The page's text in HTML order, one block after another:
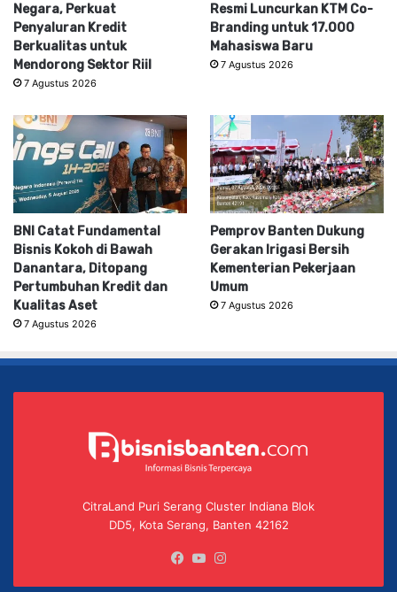
Negara, Perkuat
Penyaluran Kredit
Berkualitas untuk
Mendorong Sektor Riil
7 Agustus 2026
Resmi Luncurkan KTM Co-
Branding untuk 17.000
Mahasiswa Baru
7 Agustus 2026
BNI Catat Fundamental
Bisnis Kokoh di Bawah
Danantara, Ditopang
Pertumbuhan Kredit dan
Kualitas Aset
7 Agustus 2026
Pemprov Banten Dukung
Gerakan Irigasi Bersih
Kementerian Pekerjaan
Umum
7 Agustus 2026
CitraLand Puri Serang Cluster Indiana Blok
DD5, Kota Serang, Banten 42162
Facebook
YouTube